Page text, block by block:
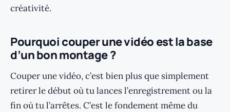
créativité.
Pourquoi couper une vidéo est la base
d’un bon montage ?
Couper une vidéo, c’est bien plus que simplement
retirer le début où tu lances l’enregistrement ou la
fin où tu l’arrêtes. C’est le fondement même du